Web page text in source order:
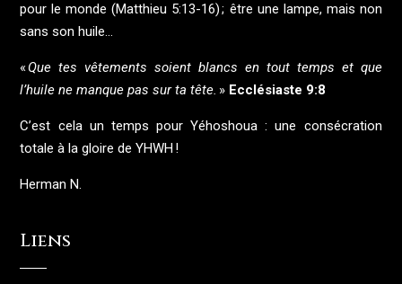
pour le monde (Matthieu 5:13-16) ; être une lampe, mais non
sans son huile…
«Que tes vêtements soient blancs en tout temps et que
l’huile ne manque pas sur ta tête. » Ecclésiaste 9:8
C’est cela un temps pour Yéhoshoua : une consécration
totale à la gloire de YHWH !
Herman N.
Liens